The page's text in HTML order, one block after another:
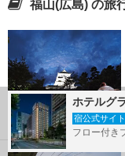
福山(広島) の旅
51
ホテルグ
宿公式サイト
フロー付き